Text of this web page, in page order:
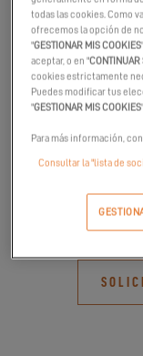
¿Desea
¡Aproveche nuestro
todas las cookies. Como
ofrecemos la opción de
"GESTIONAR MIS COOKIES
aceptar, o en "CONTINUAR
cookies estrictamente
Puedes modificar tus
"GESTIONAR MIS COOKIES
Para más información,
Consultar la "lista de